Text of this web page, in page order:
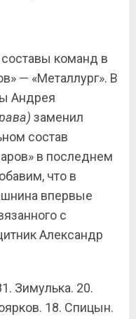
команд в
— «Металлург». В
Андрея
заменил
состав
в последнем
что в
впервые
с
Александр
Зимулька. 20.
18. Спицын.